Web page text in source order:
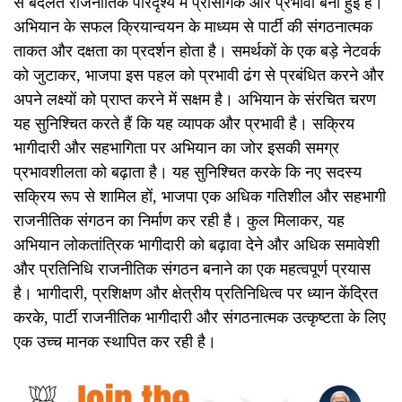
अभियान के सफल क्रियान्वयन के माध्यम से पार्टी की संगठनात्मक
ताकत और दक्षता का प्रदर्शन होता है। समर्थकों के एक बड़े नेटवर्क
को जुटाकर, भाजपा इस पहल को प्रभावी ढंग से प्रबंधित करने और
अपने लक्ष्यों को प्राप्त करने में सक्षम है। अभियान के संरचित चरण
यह सुनिश्चित करते हैं कि यह व्यापक और प्रभावी है। सक्रिय
भागीदारी और सहभागिता पर अभियान का जोर इसकी समग्र
प्रभावशीलता को बढ़ाता है। यह सुनिश्चित करके कि नए सदस्य
सक्रिय रूप से शामिल हों, भाजपा एक अधिक गतिशील और सहभागी
राजनीतिक संगठन का निर्माण कर रही है। कुल मिलाकर, यह
अभियान लोकतांत्रिक भागीदारी को बढ़ावा देने और अधिक समावेशी
और प्रतिनिधि राजनीतिक संगठन बनाने का एक महत्वपूर्ण प्रयास
है। भागीदारी, प्रशिक्षण और क्षेत्रीय प्रतिनिधित्व पर ध्यान केंद्रित
करके, पार्टी राजनीतिक भागीदारी और संगठनात्मक उत्कृष्टता के लिए
एक उच्च मानक स्थापित कर रही है।